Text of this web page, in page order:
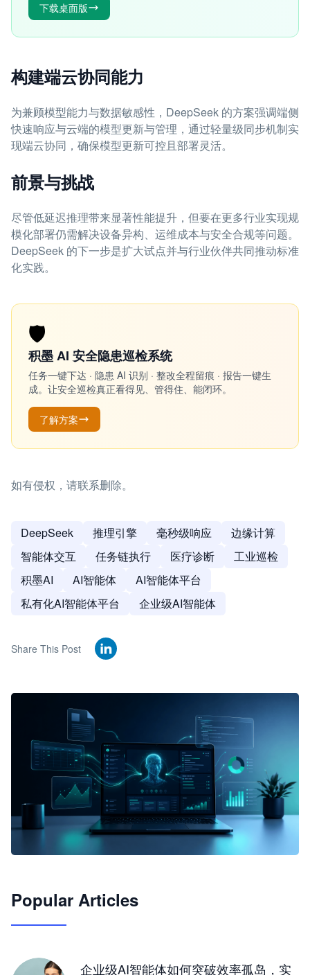
下载桌面版
构建端云协同能力
为兼顾模型能力与数据敏感性，DeepSeek 的方案强调端侧
快速响应与云端的模型更新与管理，通过轻量级同步机制实
现端云协同，确保模型更新可控且部署灵活。
前景与挑战
尽管低延迟推理带来显著性能提升，但要在更多行业实现规
模化部署仍需解决设备异构、运维成本与安全合规等问题。
DeepSeek 的下一步是扩大试点并与行业伙伴共同推动标准
化实践。
🛡️
积墨 AI 安全隐患巡检系统
任务一键下达 · 隐患 AI 识别 · 整改全程留痕 · 报告一键生
成。让安全巡检真正看得见、管得住、能闭环。
了解方案
如有侵权，请联系删除。
DeepSeek 推理引擎 毫秒级响应
边缘计算
智能体交互
任务链执行 医疗诊断
工业巡检
积墨AI
AI智能体
AI智能体平台
私有化AI智能体平台
企业级AI智能体
Share This Post
JimoClaw 桌面 AI Agent 工作台
Popular Articles
企业级AI智能体如何突破效率孤岛，实